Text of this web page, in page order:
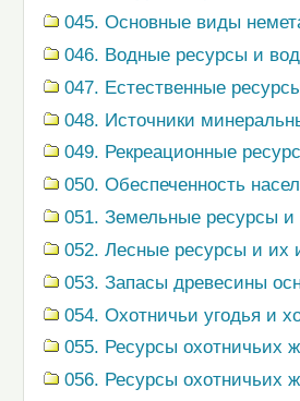
045. Основные виды
046. Водные ресурсы и
047. Естественные
048. Источники
049. Рекреационные
050. Обеспеченность
051. Земельные ресурсы и
052. Лесные ресурсы и их
053. Запасы древесины
054. Охотничьи угодья и
055. Ресурсы охотничьих
056. Ресурсы охотничьих